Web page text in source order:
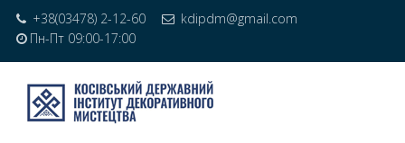
+38(03478) 2-12-60
kdipdm@gmail.com
Пн-Пт 09:00-17:00